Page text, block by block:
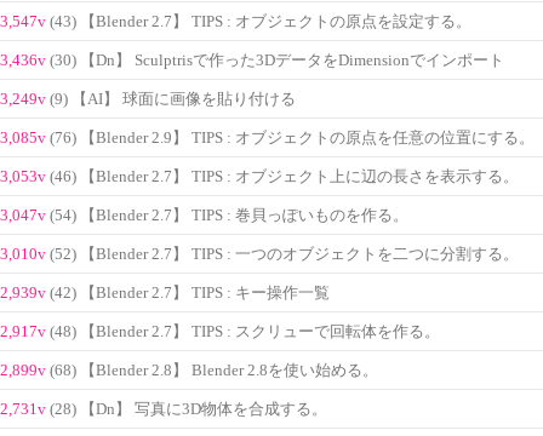
3,547v (43) 【Blender 2.7】 TIPS : オブジェクトの原点を設定する。
3,436v (30) 【Dn】 Sculptrisで作った3DデータをDimensionでインポート
3,249v (9) 【AI】 球面に画像を貼り付ける
3,085v (76) 【Blender 2.9】 TIPS : オブジェクトの原点を任意の位置にする。
3,053v (46) 【Blender 2.7】 TIPS : オブジェクト上に辺の長さを表示する。
3,047v (54) 【Blender 2.7】 TIPS : 巻貝っぽいものを作る。
3,010v (52) 【Blender 2.7】 TIPS : 一つのオブジェクトを二つに分割する。
2,939v (42) 【Blender 2.7】 TIPS : キー操作一覧
2,917v (48) 【Blender 2.7】 TIPS : スクリューで回転体を作る。
2,899v (68) 【Blender 2.8】 Blender 2.8を使い始める。
2,731v (28) 【Dn】 写真に3D物体を合成する。